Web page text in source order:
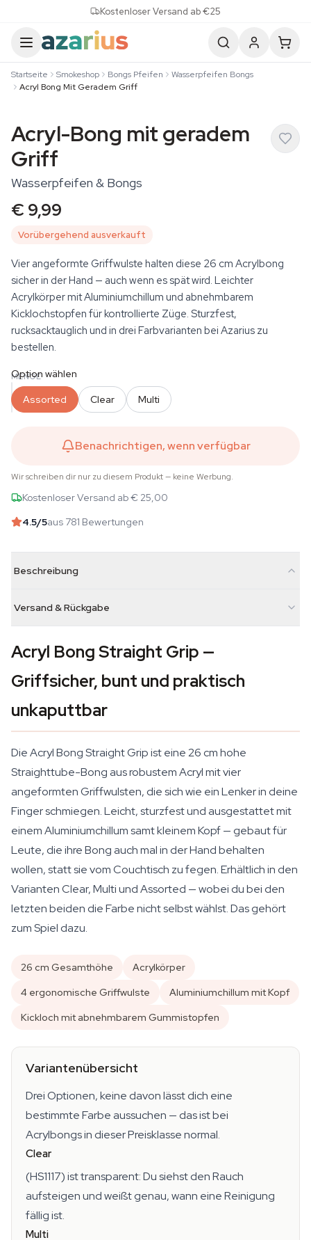
Kostenloser Versand ab €25
Startseite Smokeshop Bongs Pfeifen
Wasserpfeifen Bongs
Acryl Bong Mit Geradem Griff
Acryl-Bong mit geradem
Griff
Wasserpfeifen & Bongs
€ 9,99
Vorübergehend ausverkauft
Vier angeformte Griffwulste halten diese 26 cm Acrylbong
sicher in der Hand — auch wenn es spät wird. Leichter
Acrylkörper mit Aluminiumchillum und abnehmbarem
Kicklochstopfen für kontrollierte Züge. Sturzfest,
rucksacktauglich und in drei Farbvarianten bei Azarius zu
bestellen.
MENGE
Option wählen
Assorted Clear Multi
Benachrichtigen, wenn verfügbar
Wir schreiben dir nur zu diesem Produkt — keine Werbung.
Kostenloser Versand ab € 25,00
4.5/5aus 781 Bewertungen
Beschreibung
Versand & Rückgabe
Acryl Bong Straight Grip —
Griffsicher, bunt und praktisch
unkaputtbar
Die Acryl Bong Straight Grip ist eine 26 cm hohe
Straighttube-Bong aus robustem Acryl mit vier
angeformten Griffwulsten, die sich wie ein Lenker in deine
Finger schmiegen. Leicht, sturzfest und ausgestattet mit
einem Aluminiumchillum samt kleinem Kopf — gebaut für
Leute, die ihre Bong auch mal in der Hand behalten
wollen, statt sie vom Couchtisch zu fegen. Erhältlich in den
Varianten Clear, Multi und Assorted — wobei du bei den
letzten beiden die Farbe nicht selbst wählst. Das gehört
zum Spiel dazu.
26 cm Gesamthöhe
Acrylkörper
4 ergonomische Griffwulste
Aluminiumchillum mit Kopf
Kickloch mit abnehmbarem Gummistopfen
Variantenübersicht
Drei Optionen, keine davon lässt dich eine
bestimmte Farbe aussuchen — das ist bei
Acrylbongs in dieser Preisklasse normal.
Clear
(HS1117) ist transparent: Du siehst den Rauch
aufsteigen und weißt genau, wann eine Reinigung
fällig ist.
Multi